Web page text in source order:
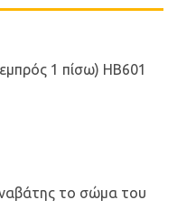
1 πίσω) HB601
το σώμα του